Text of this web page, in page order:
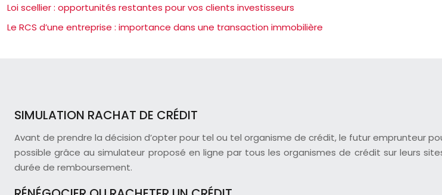
Loi scellier : opportunités restantes pour vos clients investisseurs
Le RCS d’une entreprise : importance dans une transaction immobilière
SIMULATION RACHAT DE CRÉDIT
Avant de prendre la décision d’opter pour tel ou tel organisme de crédit, le futur emprunteur
possible grâce au simulateur proposé en ligne par tous les organismes de crédit sur leurs
durée de remboursement.